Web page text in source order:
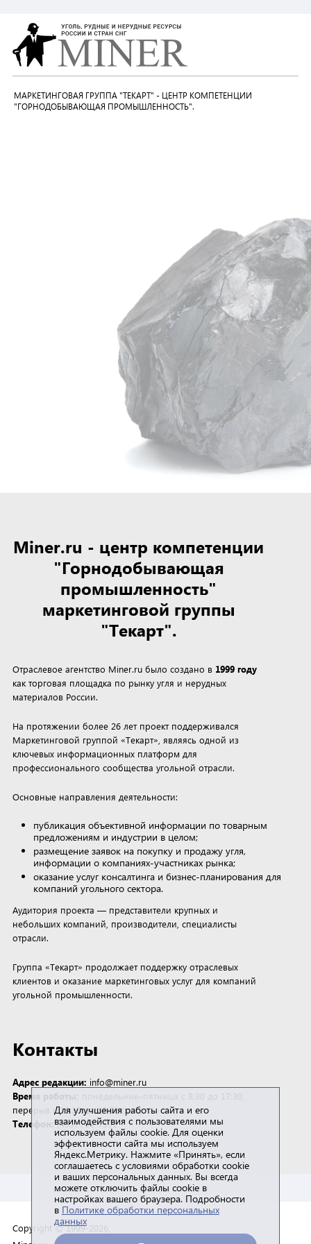
МАРКЕТИНГОВАЯ ГРУППА "ТЕКАРТ" - ЦЕНТР КОМПЕТЕНЦИИ
"ГОРНОДОБЫВАЮЩАЯ ПРОМЫШЛЕННОСТЬ".
Miner.ru - центр компетенции
"Горнодобывающая
промышленность"
маркетинговой группы
"Текарт".
Отраслевое агентство Miner.ru было создано в 1999 году
как торговая площадка по рынку угля и нерудных
материалов России.
На протяжении более 26 лет проект поддерживался
Маркетинговой группой «Текарт», являясь одной из
ключевых информационных платформ для
профессионального сообщества угольной отрасли.
Основные направления деятельности:
публикация объективной информации по товарным
предложениям и индустрии в целом;
размещение заявок на покупку и продажу угля,
информации о компаниях-участниках рынка;
оказание услуг консалтинга и бизнес-планирования для
компаний угольного сектора.
Аудитория проекта — представители крупных и
небольших компаний, производители, специалисты
отрасли.
Группа «Текарт» продолжает поддержку отраслевых
клиентов и оказание маркетинговых услуг для компаний
угольной промышленности.
Контакты
Адрес редакции: info@miner.ru
Время работы:
перерыв с 12:30 до 13:30 (мск)
Телефон: (495) 790-7591
Copyright © 1999-2026,
Для улучшения работы сайта и его
взаимодействия с пользователями мы
используем файлы cookie. Для оценки
эффективности сайта мы используем
Яндекс.Метрику. Нажмите «Принять», если
соглашаетесь с условиями обработки cookie
и ваших персональных данных. Вы всегда
можете отключить файлы cookie в
настройках вашего браузера. Подробности
в Политике обработки персональных
данных